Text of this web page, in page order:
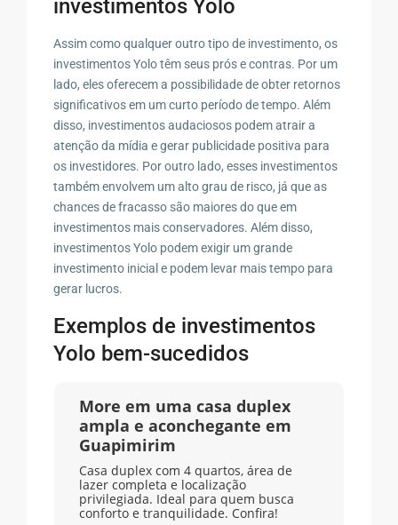
investimentos Yolo
Assim como qualquer outro tipo de investimento, os
investimentos Yolo têm seus prós e contras. Por um
lado, eles oferecem a possibilidade de obter retornos
significativos em um curto período de tempo. Além
disso, investimentos audaciosos podem atrair a
atenção da mídia e gerar publicidade positiva para
os investidores. Por outro lado, esses investimentos
também envolvem um alto grau de risco, já que as
chances de fracasso são maiores do que em
investimentos mais conservadores. Além disso,
investimentos Yolo podem exigir um grande
investimento inicial e podem levar mais tempo para
gerar lucros.
Exemplos de investimentos
Yolo bem-sucedidos
More em uma casa duplex
ampla e aconchegante em
Guapimirim
Casa duplex com 4 quartos, área de
lazer completa e localização
privilegiada. Ideal para quem busca
conforto e tranquilidade. Confira!